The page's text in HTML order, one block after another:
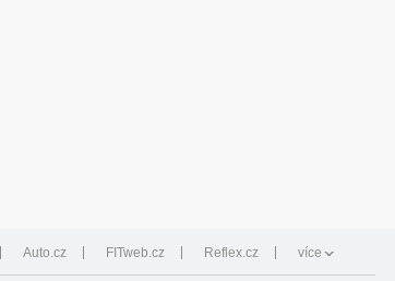
Auto.cz FITweb.cz Reflex.cz více